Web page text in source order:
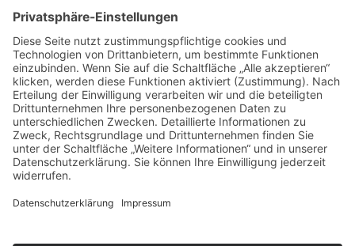
Technischer Administrator: Silvio Osowsky
Tage
Stunden
Minuten
Sekunden
Wir freuen uns auf einen tollen
sportlichen Familientag mit Allen
Mitgliedern